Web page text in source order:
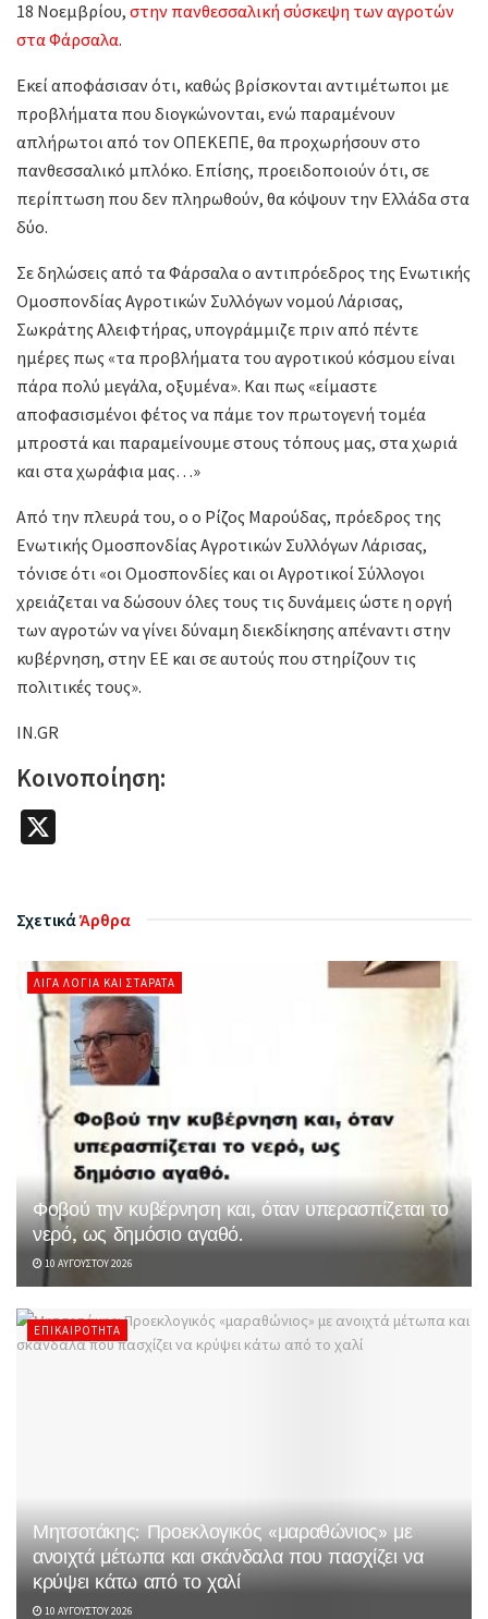
18 Νοεμβρίου, στην πανθεσσαλική σύσκεψη των αγροτών
στα Φάρσαλα.
Εκεί αποφάσισαν ότι, καθώς βρίσκονται αντιμέτωποι με
προβλήματα που διογκώνονται, ενώ παραμένουν
απλήρωτοι από τον ΟΠΕΚΕΠΕ, θα προχωρήσουν στο
πανθεσσαλικό μπλόκο. Επίσης, προειδοποιούν ότι, σε
περίπτωση που δεν πληρωθούν, θα κόψουν την Ελλάδα στα
δύο.
Σε δηλώσεις από τα Φάρσαλα ο αντιπρόεδρος της Ενωτικής
Ομοσπονδίας Αγροτικών Συλλόγων νομού Λάρισας,
Σωκράτης Αλειφτήρας, υπογράμμιζε πριν από πέντε
ημέρες πως «τα προβλήματα του αγροτικού κόσμου είναι
πάρα πολύ μεγάλα, οξυμένα». Και πως «είμαστε
αποφασισμένοι φέτος να πάμε τον πρωτογενή τομέα
μπροστά και παραμείνουμε στους τόπους μας, στα χωριά
και στα χωράφια μας…»
Από την πλευρά του, ο ο Ρίζος Μαρούδας, πρόεδρος της
Ενωτικής Ομοσπονδίας Αγροτικών Συλλόγων Λάρισας,
τόνισε ότι «οι Ομοσπονδίες και οι Αγροτικοί Σύλλογοι
χρειάζεται να δώσουν όλες τους τις δυνάμεις ώστε η οργή
των αγροτών να γίνει δύναμη διεκδίκησης απέναντι στην
κυβέρνηση, στην ΕΕ και σε αυτούς που στηρίζουν τις
πολιτικές τους».
IN.GR
Κοινοποίηση:
ΣχετικάΆρθρα
ΛΊΓΑ ΛΌΓΙΑ ΚΑΙ ΣΤΑΡΆΤΑ
Φοβού την κυβέρνηση και, όταν υπερασπίζεται το
νερό, ως δημόσιο αγαθό.
10 ΑΥΓΟΎΣΤΟΥ 2026
ΕΠΙΚΑΙΡΌΤΗΤΑ
Μητσοτάκης: Προεκλογικός «μαραθώνιος» με
ανοιχτά μέτωπα και σκάνδαλα που πασχίζει να
κρύψει κάτω από το χαλί
10 ΑΥΓΟΎΣΤΟΥ 2026